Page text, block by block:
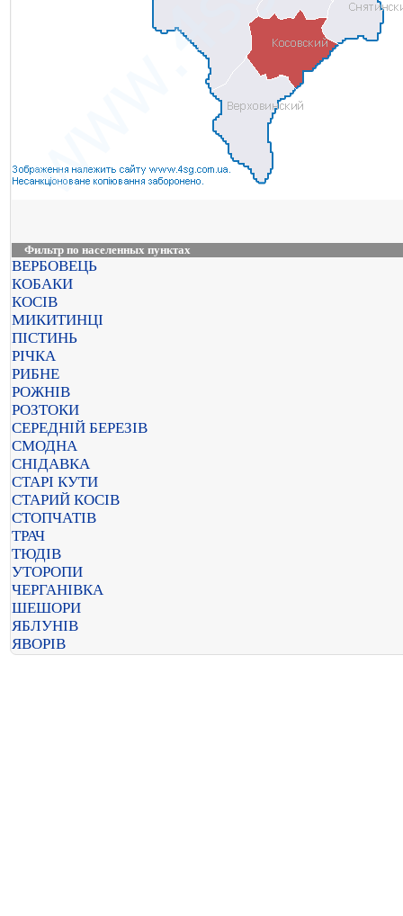
Фильтр по населенных пунктах
ВЕРБОВЕЦЬ
КОБАКИ
КОСІВ
МИКИТИНЦІ
ПІСТИНЬ
РІЧКА
РИБНЕ
РОЖНІВ
РОЗТОКИ
СЕРЕДНІЙ БЕРЕЗІВ
СМОДНА
СНІДАВКА
СТАРІ КУТИ
СТАРИЙ КОСІВ
СТОПЧАТІВ
ТРАЧ
ТЮДІВ
УТОРОПИ
ЧЕРГАНІВКА
ШЕШОРИ
ЯБЛУНІВ
ЯВОРІВ